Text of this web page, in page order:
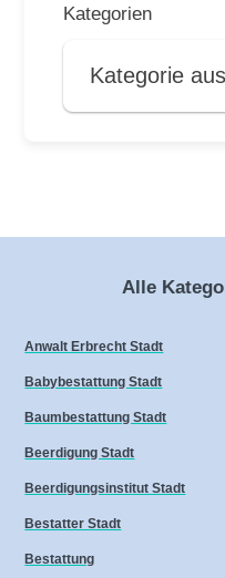
Kategorien
Alle
Anwalt Erbrecht Stadt
Babybestattung Stadt
Baumbestattung Stadt
Beerdigung Stadt
Beerdigungsinstitut Stadt
Bestatter Stadt
Bestattung